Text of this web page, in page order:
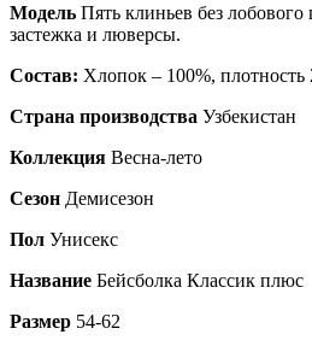
Модель Пять клиньев без лобового
застежка и люверсы.
Состав: Хлопок – 100%, плотность
Страна производства Узбекистан
Коллекция Весна-лето
Сезон Демисезон
Пол Унисекс
Название Бейсболка Классик плюс
Размер 54-62